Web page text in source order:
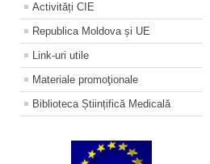
Activități CIE
Republica Moldova și UE
Link-uri utile
Materiale promoţionale
Biblioteca Științifică Medicală